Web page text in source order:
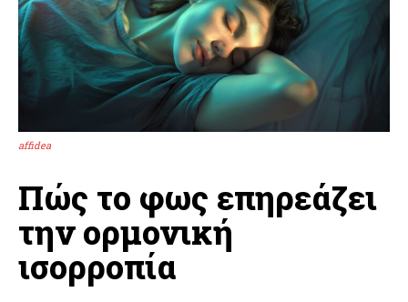
affidea
Πώς το φως επηρεάζει
την ορμονική
ισορροπία